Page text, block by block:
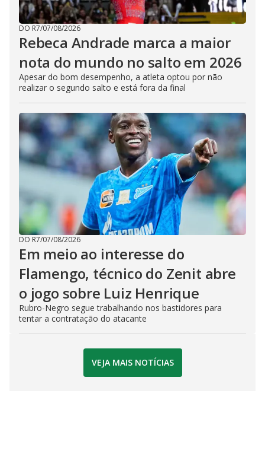
DO R7/07/08/2026
Rebeca Andrade marca a maior
nota do mundo no salto em 2026
Apesar do bom desempenho, a atleta optou por não
realizar o segundo salto e está fora da final
DO R7/07/08/2026
Em meio ao interesse do
Flamengo, técnico do Zenit abre
o jogo sobre Luiz Henrique
Rubro-Negro segue trabalhando nos bastidores para
tentar a contratação do atacante
VEJA MAIS NOTÍCIAS